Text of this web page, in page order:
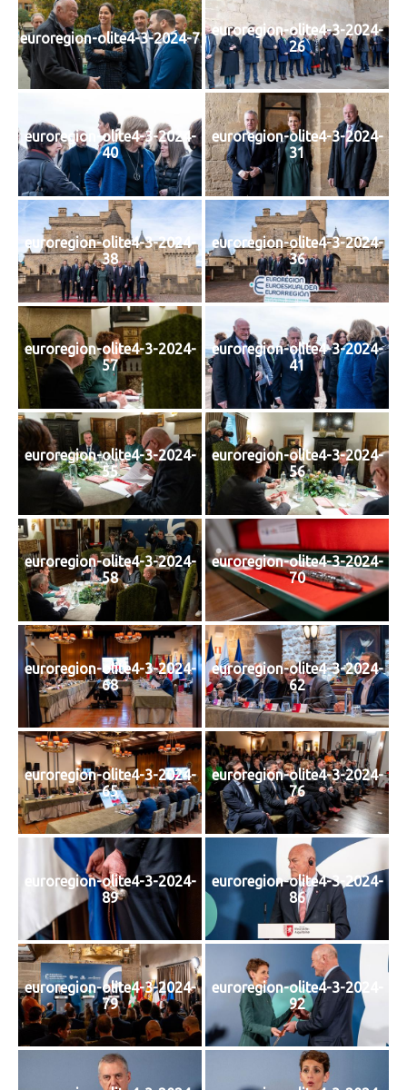
euroregion-olite4-3-2024-7
euroregion-olite4-3-2024-
26
euroregion-olite4-3-2024-
40
euroregion-olite4-3-2024-
31
euroregion-olite4-3-2024-
38
euroregion-olite4-3-2024-
36
euroregion-olite4-3-2024-
57
euroregion-olite4-3-2024-
41
euroregion-olite4-3-2024-
55
euroregion-olite4-3-2024-
56
euroregion-olite4-3-2024-
58
euroregion-olite4-3-2024-
70
euroregion-olite4-3-2024-
68
euroregion-olite4-3-2024-
62
euroregion-olite4-3-2024-
65
euroregion-olite4-3-2024-
76
euroregion-olite4-3-2024-
89
euroregion-olite4-3-2024-
86
euroregion-olite4-3-2024-
79
euroregion-olite4-3-2024-
92